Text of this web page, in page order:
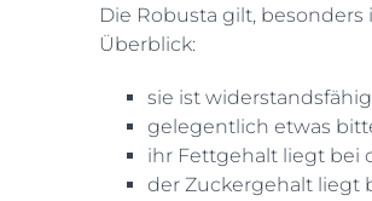
Die Robusta gilt,
Überblick:
sie ist
gelegentlich etwas
ihr Fettgehalt liegt bei
der Zuckergehalt liegt